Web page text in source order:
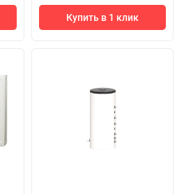
Купить в 1 клик